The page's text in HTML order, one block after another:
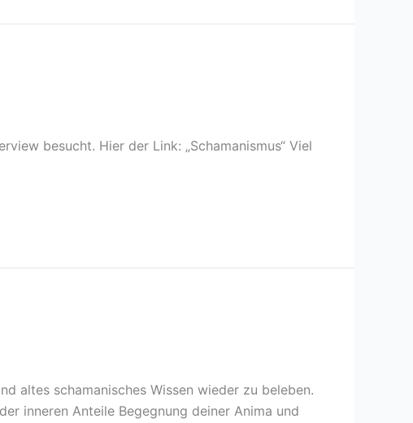
besucht. Hier der Link: „Schamanismus“ Viel
altes schamanisches Wissen wieder zu beleben.
inneren Anteile Begegnung deiner Anima und